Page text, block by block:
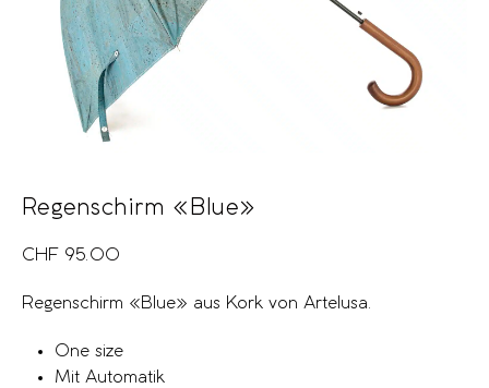
Regenschirm «Blue»
CHF 95.00
Regenschirm «Blue» aus Kork von Artelusa.
One size
Mit Automatik